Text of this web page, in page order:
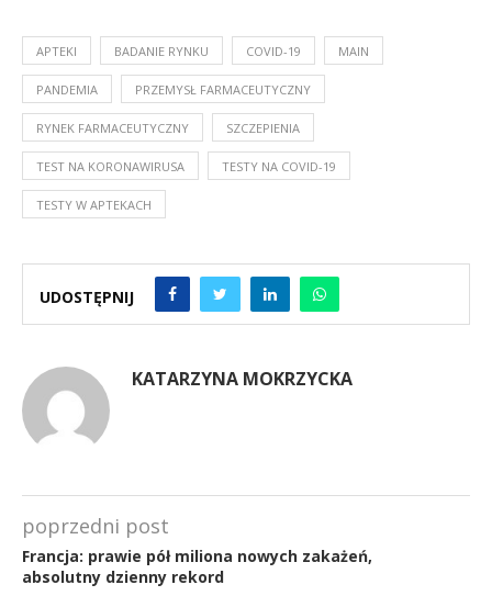
APTEKI BADANIE RYNKU COVID-19 MAIN
PANDEMIA PRZEMYSŁ FARMACEUTYCZNY
RYNEK FARMACEUTYCZNY SZCZEPIENIA
TEST NA KORONAWIRUSA TESTY NA COVID-19
TESTY W APTEKACH
UDOSTĘPNIJ
KATARZYNA MOKRZYCKA
poprzedni post
Francja: prawie pół miliona nowych zakażeń,
absolutny dzienny rekord